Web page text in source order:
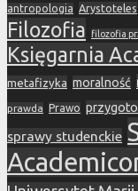
antropologia Arystoteles
Filozofia filozofia
Księgarnia
metafizyka moralność
prawda Prawo
sprawy studenckie